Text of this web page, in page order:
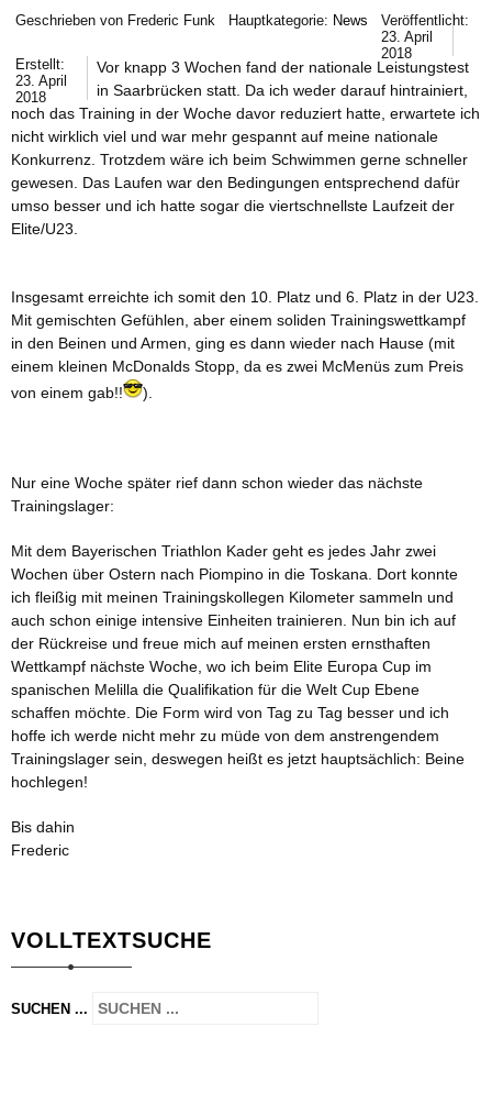
Geschrieben von Frederic Funk Hauptkategorie: News
Veröffentlicht:
23. April
2018
Erstellt:
23. April
2018
Vor knapp 3 Wochen fand der nationale Leistungstest
in Saarbrücken statt. Da ich weder darauf hintrainiert,
noch das Training in der Woche davor reduziert hatte, erwartete ich
nicht wirklich viel und war mehr gespannt auf meine nationale
Konkurrenz. Trotzdem wäre ich beim Schwimmen gerne schneller
gewesen. Das Laufen war den Bedingungen entsprechend dafür
umso besser und ich hatte sogar die viertschnellste Laufzeit der
Elite/U23.
Insgesamt erreichte ich somit den 10. Platz und 6. Platz in der U23.
Mit gemischten Gefühlen, aber einem soliden Trainingswettkampf
in den Beinen und Armen, ging es dann wieder nach Hause (mit
einem kleinen McDonalds Stopp, da es zwei McMenüs zum Preis
von einem gab!!
).
Nur eine Woche später rief dann schon wieder das nächste
Trainingslager:
Mit dem Bayerischen Triathlon Kader geht es jedes Jahr zwei
Wochen über Ostern nach Piompino in die Toskana. Dort konnte
ich fleißig mit meinen Trainingskollegen Kilometer sammeln und
auch schon einige intensive Einheiten trainieren. Nun bin ich auf
der Rückreise und freue mich auf meinen ersten ernsthaften
Wettkampf nächste Woche, wo ich beim Elite Europa Cup im
spanischen Melilla die Qualifikation für die Welt Cup Ebene
schaffen möchte. Die Form wird von Tag zu Tag besser und ich
hoffe ich werde nicht mehr zu müde von dem anstrengendem
Trainingslager sein, deswegen heißt es jetzt hauptsächlich: Beine
hochlegen!
Bis dahin
Frederic
VOLLTEXTSUCHE
SUCHEN ...